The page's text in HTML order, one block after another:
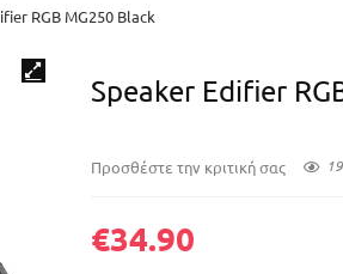
RGB MG250 Black
Speaker Edifier
Προσθέστε την κριτική σας 19
€34.90